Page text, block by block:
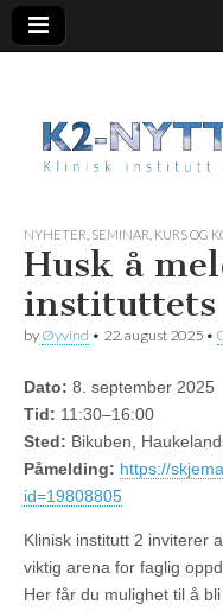
K2
NYHETER SEMINAR, KURS OG
Husk å
instituttets
by Øyvind • 22. august 2025 •
Dato: 8. september 2025
Tid: 11:30–16:00
Sted: Bikuben,
Påmelding: https://
id=19808805
Klinisk institutt 2 inviterer
viktig arena for faglig
Her får du mulighet til å